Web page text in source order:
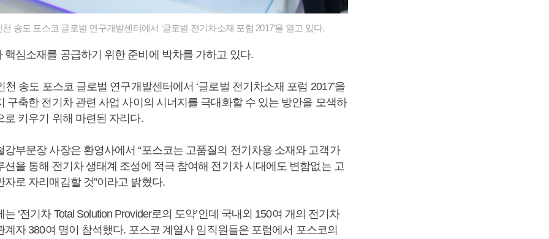
송도 포스코 글로벌 연구개발센터에서 ‘글로벌 전기차소재 포럼 2017’을 열고 있다.
핵심소재를 공급하기 위한 준비에 박차를 가하고 있다.
천 송도 포스코 글로벌 연구개발센터에서 ‘글로벌 전기차소재 포럼 2017’을
구축한 전기차 관련 사업 사이의 시너지를 극대화할 수 있는 방안을 모색하
로 키우기 위해 마련된 자리다.
강부문장 사장은 환영사에서 “포스코는 고품질의 전기차용 소재와 고객가
션을 통해 전기차 생태계 조성에 적극 참여해 전기차 시대에도 변함없는 고
자로 자리매김할 것”이라고 밝혔다.
‘전기차 Total Solution Provider로의 도약’인데 국내외 150여 개의 전기차
계자 380여 명이 참석했다. 포스코 계열사 임직원들은 포럼에서 포스코의